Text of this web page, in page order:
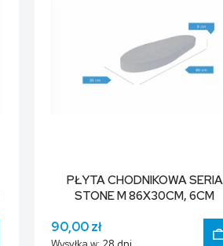
PŁYTA CHODNIKOWA SERIA
STONE M 86X30CM, 6CM
90,00 zł